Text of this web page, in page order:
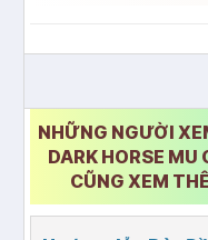
NHỮNG NGƯỜI
DARK HORSE MU
CŨNG XEM